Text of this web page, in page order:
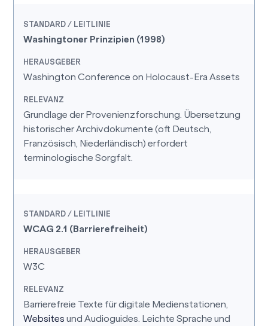
Washingtoner Prinzipien (1998)
Washington Conference on Holocaust-Era Assets
Grundlage der Provenienzforschung. Übersetzung
historischer Archivdokumente (oft Deutsch,
Französisch, Niederländisch) erfordert
terminologische Sorgfalt.
WCAG 2.1 (Barrierefreiheit)
W3C
Barrierefreie Texte für digitale Medienstationen,
Websites und Audioguides. Leichte Sprache und